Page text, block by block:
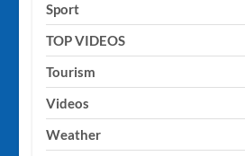
Sport
TOP VIDEOS
Tourism
Videos
Weather